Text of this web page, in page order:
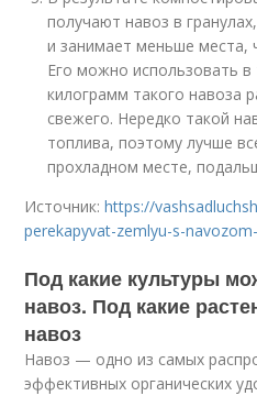
получают навоз в
и занимает меньше места,
Его можно использовать в
килограмм такого навоза
свежего. Нередко такой
топлива, поэтому лучше
прохладном месте,
Источник:https://
perekapyvat-zemlyu-s-
Под какие культуры
навоз. Под какие
навоз
Навоз — одно из самых
эффективных органических